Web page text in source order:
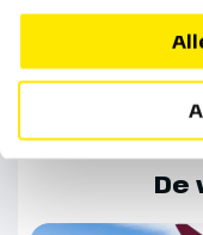
Dag 5
Bekijk hieronder
jouw reis
De